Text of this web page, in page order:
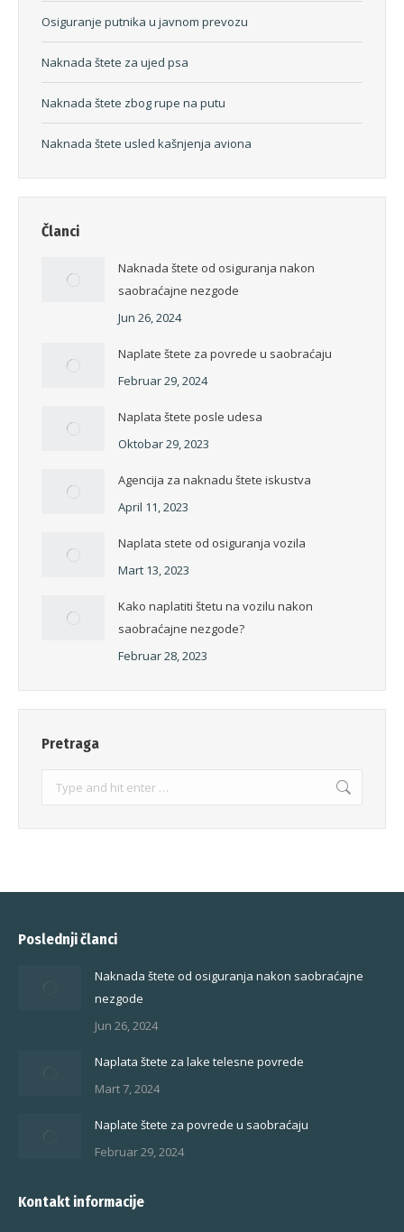
Osiguranje putnika u javnom prevozu
Naknada štete za ujed psa
Naknada štete zbog rupe na putu
Naknada štete usled kašnjenja aviona
Članci
Naknada štete od osiguranja nakon
saobraćajne nezgode
Jun 26, 2024
Naplate štete za povrede u saobraćaju
Februar 29, 2024
Naplata štete posle udesa
Oktobar 29, 2023
Agencija za naknadu štete iskustva
April 11, 2023
Naplata stete od osiguranja vozila
Mart 13, 2023
Kako naplatiti štetu na vozilu nakon
saobraćajne nezgode?
Februar 28, 2023
Pretraga
Search:
Poslednji članci
Naknada štete od osiguranja nakon saobraćajne
nezgode
Jun 26, 2024
Naplata štete za lake telesne povrede
Mart 7, 2024
Naplate štete za povrede u saobraćaju
Februar 29, 2024
Kontakt informacije